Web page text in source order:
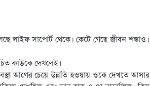
লাইফ সাপোর্ট থেকে। কেটে গেছে জীবন শঙ্কাও।
কাউকে দেখলেই।
আগের চেয়ে উন্নতি হওয়ায় ওকে দেখতে আসার